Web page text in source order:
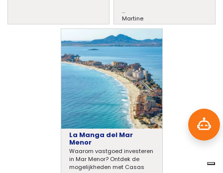
...
Martine
La Manga del Mar
Menor
Waarom vastgoed investeren
in Mar Menor? Ontdek de
mogelijkheden met Casas